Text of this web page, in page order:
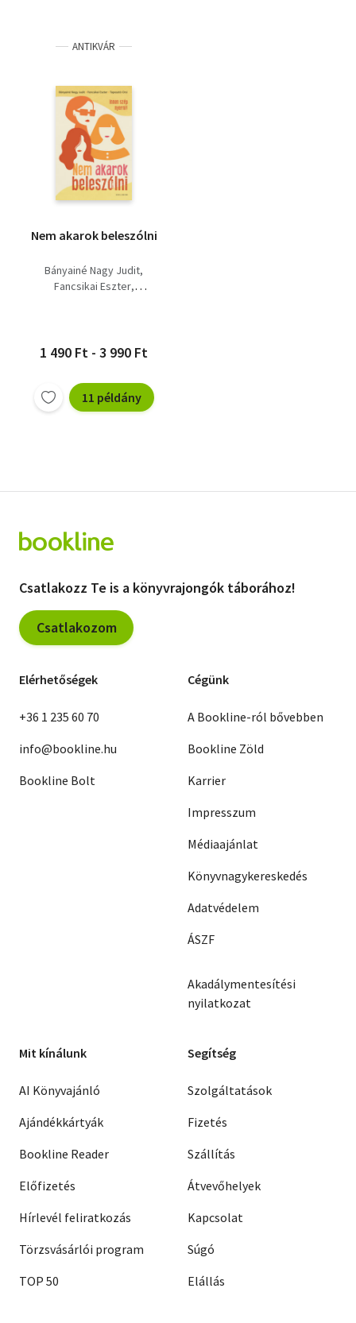
ANTIKVÁR
Nem akarok beleszólni
Bányainé Nagy Judit
Fancsikai Eszter
1 490 Ft - 3 990 Ft
11 példány
Csatlakozz Te is a könyvrajongók táborához!
Csatlakozom
Elérhetőségek
+36 1 235 60 70
info@bookline.hu
Bookline Bolt
Cégünk
A Bookline-ról bővebben
Bookline Zöld
Karrier
Impresszum
Médiaajánlat
Könyvnagykereskedés
Adatvédelem
ÁSZF
Akadálymentesítési
nyilatkozat
Mit kínálunk
AI Könyvajánló
Ajándékkártyák
Bookline Reader
Előfizetés
Hírlevél feliratkozás
Törzsvásárlói program
TOP 50
Segítség
Szolgáltatások
Fizetés
Szállítás
Átvevőhelyek
Kapcsolat
Súgó
Elállás